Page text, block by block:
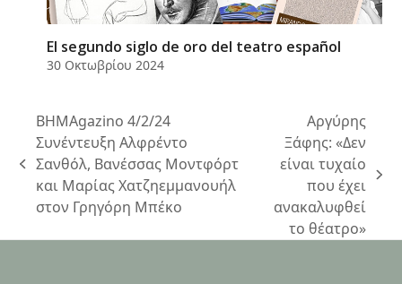
El segundo siglo de oro del teatro español
30 Οκτωβρίου 2024
previous
post:
ΒΗΜΑgazino 4/2/24
Συνέντευξη Αλφρέντο
Σανθόλ, Βανέσσας Μοντφόρτ
και Μαρίας Χατζηεμμανουήλ
στον Γρηγόρη Μπέκο
post:
Αργύρης
Ξάφης: «Δεν
είναι τυχαίο
που έχει
ανακαλυφθεί
το θέατρο»